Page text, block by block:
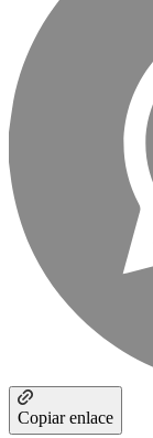
Copiar enlace